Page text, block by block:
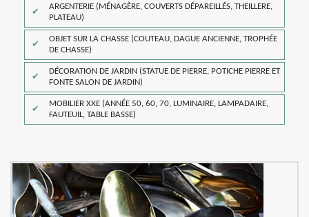
ARGENTERIE (MÉNAGÈRE, COUVERTS DÉPAREILLÉS, THEILLERE,
PLATEAU)
OBJET SUR LA CHASSE (COUTEAU, DAGUE ANCIENNE, TROPHÉE
DE CHASSE)
DÉCORATION DE JARDIN (STATUE DE PIERRE, POTICHE PIERRE ET
FONTE SALON DE JARDIN)
MOBILIER XXE (ANNÉE 50, 60, 70, LUMINAIRE, LAMPADAIRE,
FAUTEUIL, TABLE BASSE)